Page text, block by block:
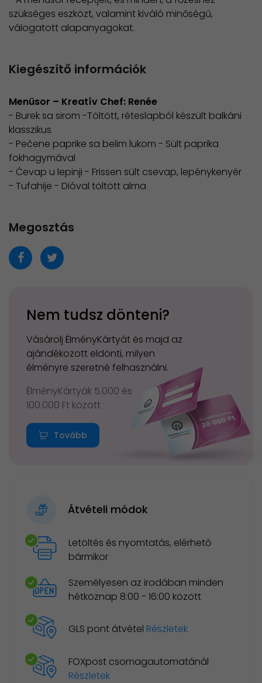
szükséges eszközt, valamint kiváló minőségű,
válogatott alapanyagokat.
Kiegészítő információk
Menüsor – Kreatív Chef: Renée
- Burek sa sirom -Töltött, réteslapból készült balkáni
klasszikus
- Pečene paprike sa belim lukom - Sült paprika
fokhagymával
- Ćevap u lepinji - Frissen sült csevap, lepénykenyér
​- Tufahije - Dióval töltött alma
Megosztás
Nem tudsz dönteni?
Vásárolj ÉlményKártyát és majd az
ajándékozott eldönti, milyen
élményre szeretné felhasználni.
ÉlményKártyák 5.000 és
100.000 Ft között
Tovább
Átvételi módok
Letöltés és nyomtatás, elérhető
bármikor
Személyesen az irodában minden
hétköznap 8:00 - 16:00 között
GLS pont átvétel Részletek
FOXpost csomagautomatánál
Részletek